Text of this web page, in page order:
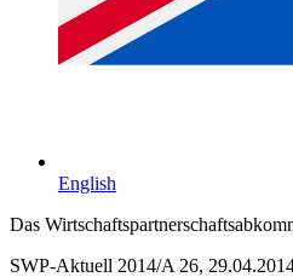
English
Das
SWP-Aktuell 2014/A 26,